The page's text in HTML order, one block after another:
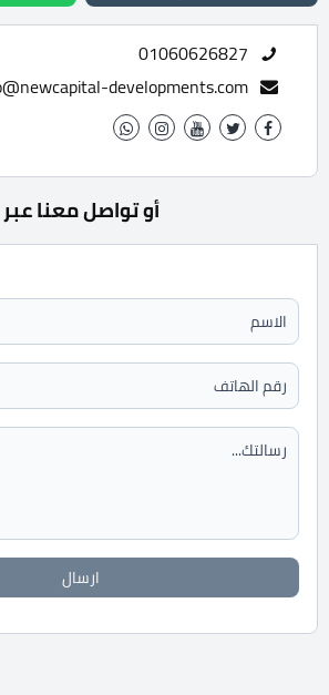
01060626827
developments.com
أو تواصل معنا عبر
ارسال